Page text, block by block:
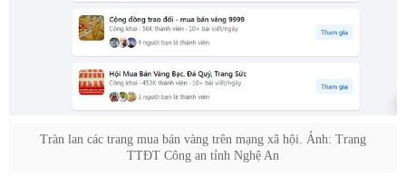
Tràn lan các trang mua bán vàng trên mạng xã hội. Ảnh: Trang
TTĐT Công an tỉnh Nghệ An